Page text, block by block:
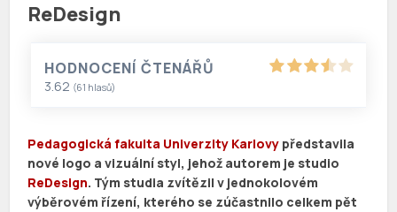
ReDesign
HODNOCENÍ ČTENÁŘŮ
3.62 (61 hlasů)
Pedagogická fakulta Univerzity Karlovy představila
nové logo a vizuální styl, jehož autorem je studio
ReDesign. Tým studia zvítězil v jednokolovém
výběrovém řízení, kterého se zúčastnilo celkem pět